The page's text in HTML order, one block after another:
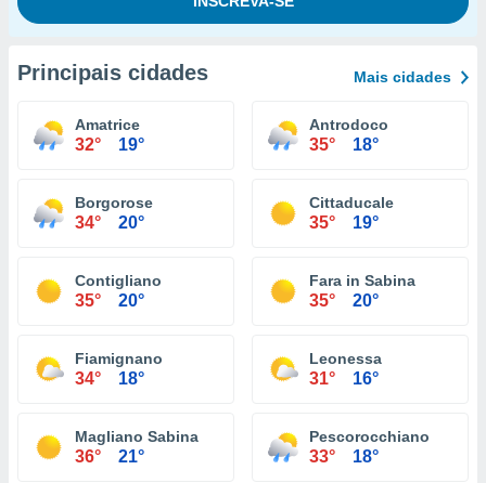
Principais cidades Mais cidades
Amatrice
32° 19°
Antrodoco
35° 18°
Borgorose
34° 20°
Cittaducale
35° 19°
Contigliano
35° 20°
Fara in Sabina
35° 20°
Fiamignano
34° 18°
Leonessa
31° 16°
Magliano Sabina
36° 21°
Pescorocchiano
33° 18°